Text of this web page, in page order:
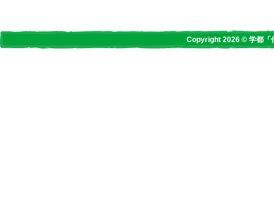
Copyright 2026 © 学都「